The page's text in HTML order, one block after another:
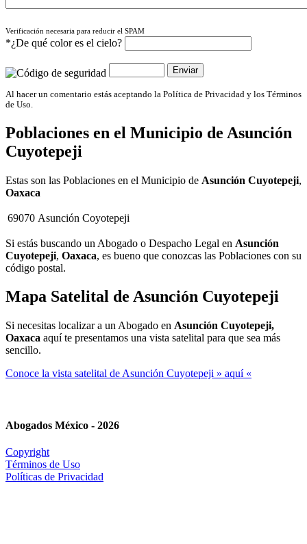
Verificación necesaria para reducir el SPAM
*¿De qué color es el cielo?
Al hacer un comentario estás aceptando la Política de Privacidad y los Términos
de Uso.
Poblaciones en el Municipio de Asunción
Cuyotepeji
Estas son las Poblaciones en el Municipio de Asunción Cuyotepeji,
Oaxaca
69070 Asunción Coyotepeji
Si estás buscando un Abogado o Despacho Legal en Asunción
Cuyotepeji, Oaxaca, es bueno que conozcas las Poblaciones con su
código postal.
Mapa Satelital de Asunción Cuyotepeji
Si necesitas localizar a un Abogado en Asunción Cuyotepeji,
Oaxaca aquí te presentamos una vista satelital para que sea más
sencillo.
Conoce la vista satelital de Asunción Cuyotepeji » aquí «
Abogados México - 2026
Copyright
Términos de Uso
Políticas de Privacidad